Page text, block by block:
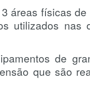
áreas físicas
utilizados nas
de
que são